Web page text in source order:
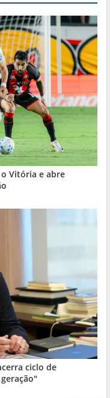
Vitória e abre
ciclo de